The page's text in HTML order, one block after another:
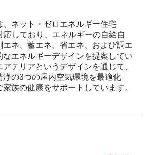
、ネット・ゼロエネルギー住宅
応しており、エネルギーの自給自
エネ、蓄エネ、省エネ、および調エ
なエネルギーデザインを提案してい
アテリアというデザインを通じて、
浄の3つの屋内空気環境を最適化
家族の健康をサポートしています。